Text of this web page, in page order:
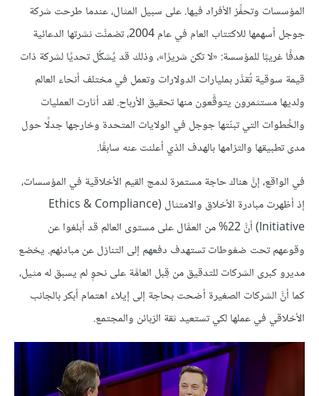
المؤسسات وتحفِّز الأفراد فيها. على سبيل المثال، عندما طرحت شركة
جوجل أسهمها للاكتتاب العام في عام 2004، تضمنَّت نشرتها الدعائية
هدفًا غريبًا للمؤسسة: «لا تكن شريرًا»، وذلك قد يُشكِّل تحديًا لشركة ذات
قيمة سوقية تُقدَّر بمليارات الدولارات وتعمل في مختلف أنحاء العالم
ولديها مستثمرون يتوقَّعون منها تحقيق الأرباح. لقد أثارت العمليات
والخُطوات التي تبنّتها جوجل في الولايات المتحدة وخارجها جدلًا حول
مدى تطبيقها والتزامها بالهدف الذي أعلنت عنه سابقًا.
في الواقع، إنَّ هناك حاجة مستمرة لدمج القيم الأخلاقية في المؤسسات،
إذ أظهرت مبادرة الأخلاق والامتثال (Ethics & Compliance
Initiative) أنَّ 22% من العمَّال على مستوى العالم قد أبلغوا عن
وقوعهم تحت ضغوطات تستهدف دفعهم إلى التنازل عن مبادئهم. يخضع
مديرو كبرى الشركات للتدقيق من قِبل العامَّة على نحوٍ لم يسبق له مثيل،
كما أنَّ الشركات الصغيرة أضحت بحاجة إلى إيلاء اهتمام أبكر بالجانب
الأخلاقي في عملها لكي تستعيد ثقة الزبائن والمجتمع.